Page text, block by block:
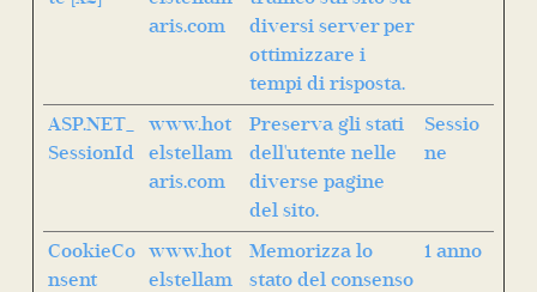
aris.com
diversi server per
ottimizzare i
tempi di risposta.
ASP.NET_
SessionId
www.hot
elstellam
aris.com
Preserva gli stati
dell'utente nelle
diverse pagine
del sito.
Sessio
ne
CookieCo
nsent
www.hot
elstellam
Memorizza lo
stato del consenso
1 anno